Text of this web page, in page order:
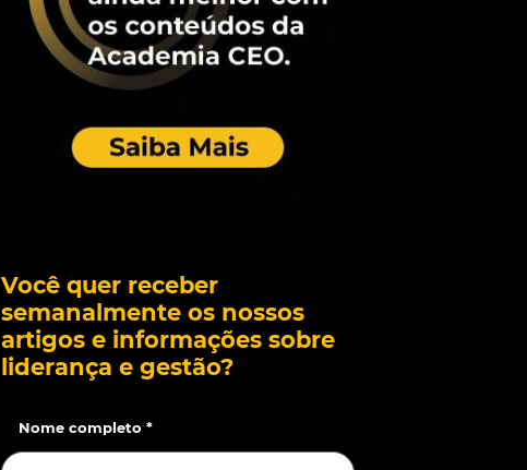
Você quer receber
semanalmente os nossos
artigos e informações sobre
liderança e gestão?
Nome completo *